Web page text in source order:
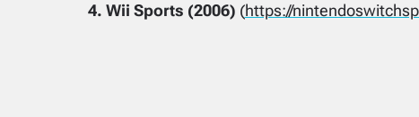
4. Wii Sports (2006) (https://